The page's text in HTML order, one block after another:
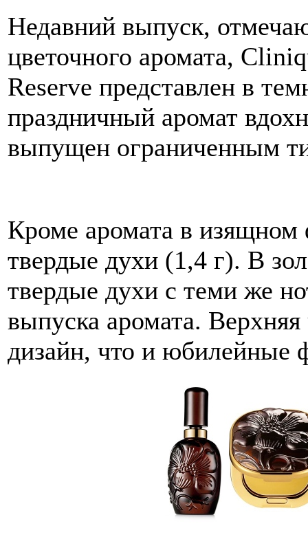
Недавний выпуск,
цветочного аромата,
Reserve представлен в
праздничный аромат
выпущен ограниченным
Кроме аромата в
твердые духи (1,4 г). В
твердые духи с теми же
выпуска аромата.
дизайн, что и юбилейные